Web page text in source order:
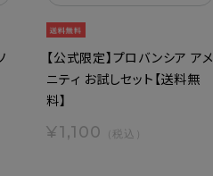
【公式限定】プロバンシア アメ
ニティ お試しセット【送料無
料】
¥1,100 （税込）